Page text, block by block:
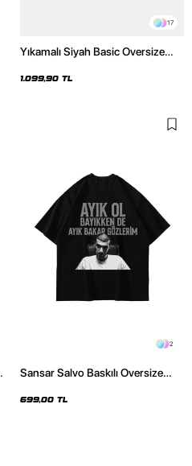
17
Yıkamalı Siyah Basic Oversize
1.099,90 TL
2
Sansar Salvo Baskılı Oversize
699,00 TL